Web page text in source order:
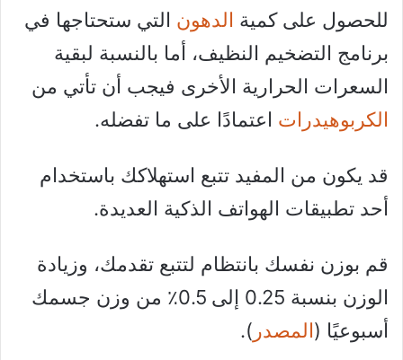
للحصول على كمية الدهون التي ستحتاجها في
برنامج التضخيم النظيف، أما بالنسبة لبقية
السعرات الحرارية الأخرى فيجب أن تأتي من
الكربوهيدرات اعتمادًا على ما تفضله.
قد يكون من المفيد تتبع استهلاكك باستخدام
أحد تطبيقات الهواتف الذكية العديدة.
قم بوزن نفسك بانتظام لتتبع تقدمك، وزيادة
الوزن بنسبة 0.25 إلى 0.5٪ من وزن جسمك
أسبوعيًا (المصدر ).